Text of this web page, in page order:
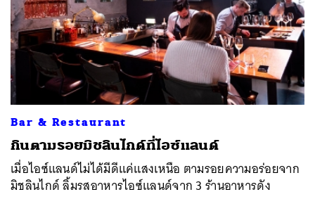
Bar & Restaurant
กินตามรอยมิชลินไกด์ที่ไอซ์แลนด์
เมื่อไอซ์แลนด์ไม่ได้มีดีแค่แสงเหนือ ตามรอยความอร่อยจาก
มิชลินไกด์ ลิ้มรสอาหารไอซ์แลนด์จาก 3 ร้านอาหารดัง
ค้นหา
SHARE TWEET LINE EMAIL